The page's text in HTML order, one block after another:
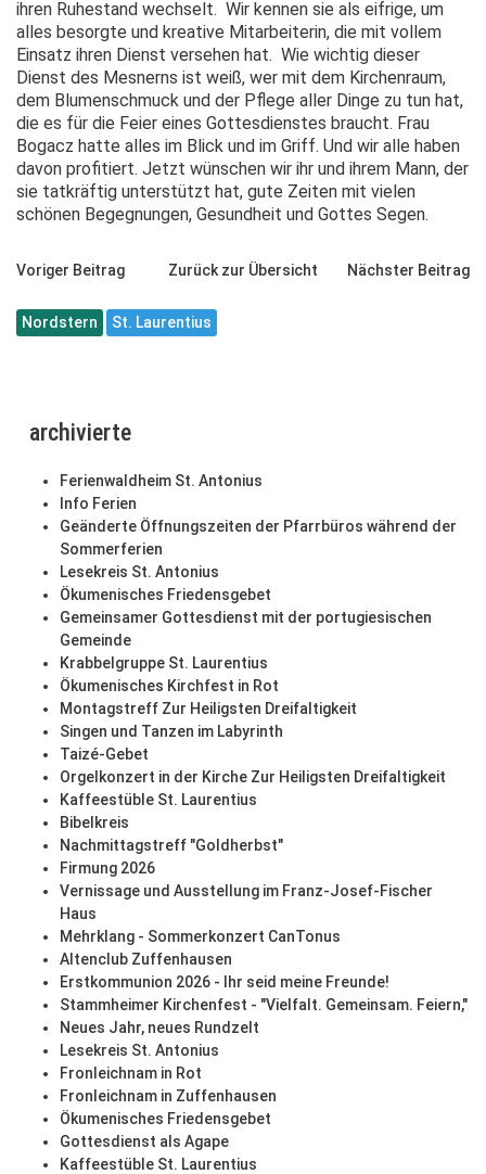
ihren Ruhestand wechselt. Wir kennen sie als eifrige, um
alles besorgte und kreative Mitarbeiterin, die mit vollem
Einsatz ihren Dienst versehen hat. Wie wichtig dieser
Dienst des Mesnerns ist weiß, wer mit dem Kirchenraum,
dem Blumenschmuck und der Pflege aller Dinge zu tun hat,
die es für die Feier eines Gottesdienstes braucht. Frau
Bogacz hatte alles im Blick und im Griff. Und wir alle haben
davon profitiert. Jetzt wünschen wir ihr und ihrem Mann, der
sie tatkräftig unterstützt hat, gute Zeiten mit vielen
schönen Begegnungen, Gesundheit und Gottes Segen.
Voriger Beitrag Zurück zur Übersicht Nächster Beitrag
Nordstern St. Laurentius
archivierte
Ferienwaldheim St. Antonius
Info Ferien
Geänderte Öffnungszeiten der Pfarrbüros während der
Sommerferien
Lesekreis St. Antonius
Ökumenisches Friedensgebet
Gemeinsamer Gottesdienst mit der portugiesischen
Gemeinde
Krabbelgruppe St. Laurentius
Ökumenisches Kirchfest in Rot
Montagstreff Zur Heiligsten Dreifaltigkeit
Singen und Tanzen im Labyrinth
Taizé-Gebet
Orgelkonzert in der Kirche Zur Heiligsten Dreifaltigkeit
Kaffeestüble St. Laurentius
Bibelkreis
Nachmittagstreff "Goldherbst"
Firmung 2026
Vernissage und Ausstellung im Franz-Josef-Fischer
Haus
Mehrklang - Sommerkonzert CanTonus
Altenclub Zuffenhausen
Erstkommunion 2026 - Ihr seid meine Freunde!
Stammheimer Kirchenfest - "Vielfalt. Gemeinsam. Feiern,"
Neues Jahr, neues Rundzelt
Lesekreis St. Antonius
Fronleichnam in Rot
Fronleichnam in Zuffenhausen
Ökumenisches Friedensgebet
Gottesdienst als Agape
Kaffeestüble St. Laurentius